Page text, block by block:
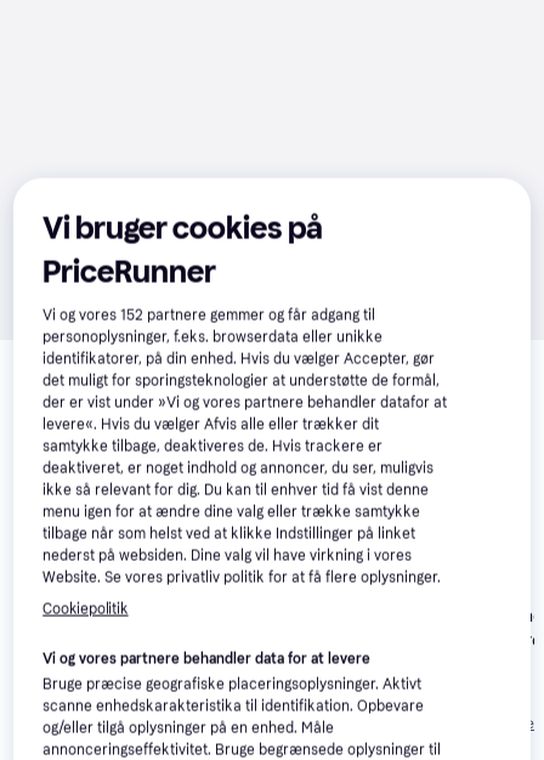
Relaterede produkter
Se vores forslag til andre produkter, der matcher dine
interesser. Vis alle
Trender
adidas Terrex Free
Core Black/Grey Four
826 kr.
Trender
Salomon Quest
4D GTX Forces 2
M - Coyote
Brown
1.599 kr.
Columbia
Outdry
Eller 3 betalinger
Vi bruger cookies på
PriceRunner
Vi og vores152 partnere gemmer og får adgang til
personoplysninger, f.eks. browserdata eller unikke
identifikatorer, på din enhed. Hvis du vælger Accepter, gør
det muligt for sporingsteknologier at understøtte de formål,
der er vist under »Vi og vores partnere behandler datafor at
levere«. Hvis du vælger Afvis alle eller trækker dit
samtykke tilbage, deaktiveres de. Hvis trackere er
deaktiveret, er noget indhold og annoncer, du ser, muligvis
ikke så relevant for dig. Du kan til enhver tid få vist denne
menu igen for at ændre dine valg eller trække samtykke
tilbage når som helst ved at klikke Indstillinger på linket
nederst på websiden. Dine valg vil have virkning i vores
Website. Se vores privatliv politik for at få flere oplysninger.
Cookiepolitik
Vi og vores partnere behandler data for at levere
Bruge præcise geografiske placeringsoplysninger. Aktivt
scanne enhedskarakteristika til identifikation. Opbevare
og/eller tilgå oplysninger på en enhed. Måle
annonceringseffektivitet. Bruge begrænsede oplysninger til